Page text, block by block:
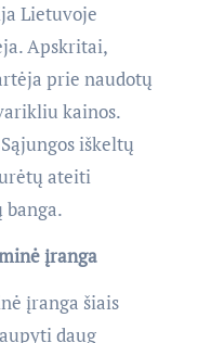
Lietuvoje
Apskritai,
prie naudotų
kainos.
iškeltų
ateiti
įranga
įranga šiais
daug